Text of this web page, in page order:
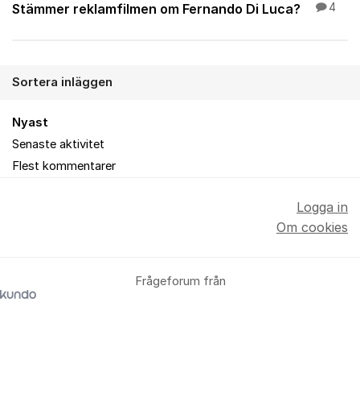
Stämmer reklamfilmen om Fernando Di Luca? 4
Sortera inläggen
Nyast
Senaste aktivitet
Flest kommentarer
Frågeforum från
Logga in
Om cookies